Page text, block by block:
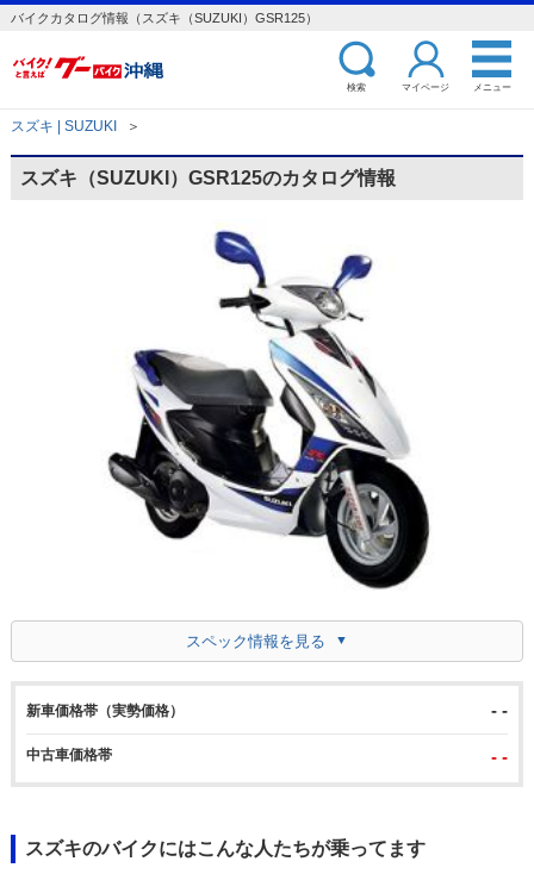
バイクカタログ情報（スズキ（SUZUKI）GSR125）
検索 マイページ メニュー
スズキ | SUZUKI ＞
スズキ（SUZUKI）GSR125のカタログ情報
スペック情報を見る
新車価格帯（実勢価格） - -
中古車価格帯 - -
スズキのバイクにはこんな人たちが乗ってます